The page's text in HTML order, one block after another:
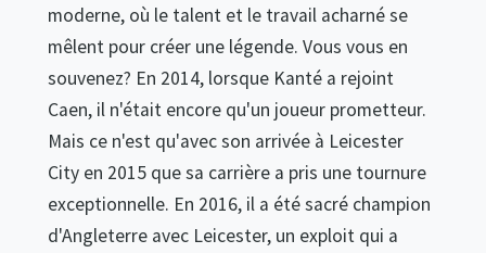
moderne, où le talent et le travail acharné se
mêlent pour créer une légende. Vous vous en
souvenez? En 2014, lorsque Kanté a rejoint
Caen, il n'était encore qu'un joueur prometteur.
Mais ce n'est qu'avec son arrivée à Leicester
City en 2015 que sa carrière a pris une tournure
exceptionnelle. En 2016, il a été sacré champion
d'Angleterre avec Leicester, un exploit qui a